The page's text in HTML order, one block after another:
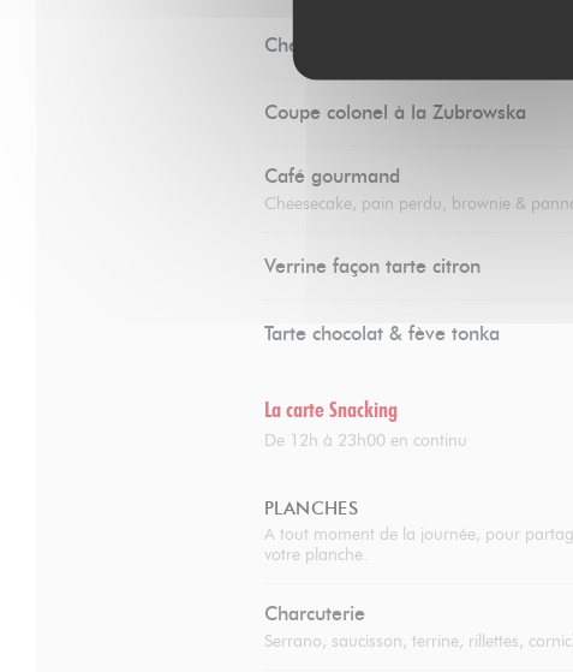
Cheesecake
Coupe colonel à la Zubrowska
Café gourmand
Cheesecake, pain perdu, brownie &
Verrine façon tarte citron
Tarte chocolat & fève tonka
La carte Snacking
De 12h à 23h00 en continu
PLANCHES
A tout moment de la journée, pour
votre planche.
Charcuterie
Serrano, saucisson, terrine, rillettes,